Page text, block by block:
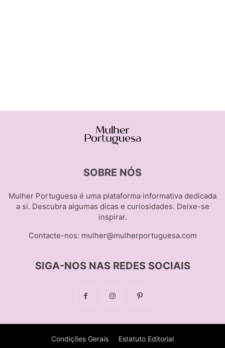
SOBRE NÓS
Mulher Portuguesa é uma plataforma informativa dedicada
a si. Descubra algumas dicas e curiosidades. Deixe-se
inspirar.
Contacte-nos: mulher@mulherportuguesa.com
SIGA-NOS NAS REDES SOCIAIS
Condições Gerais Estatuto Editorial